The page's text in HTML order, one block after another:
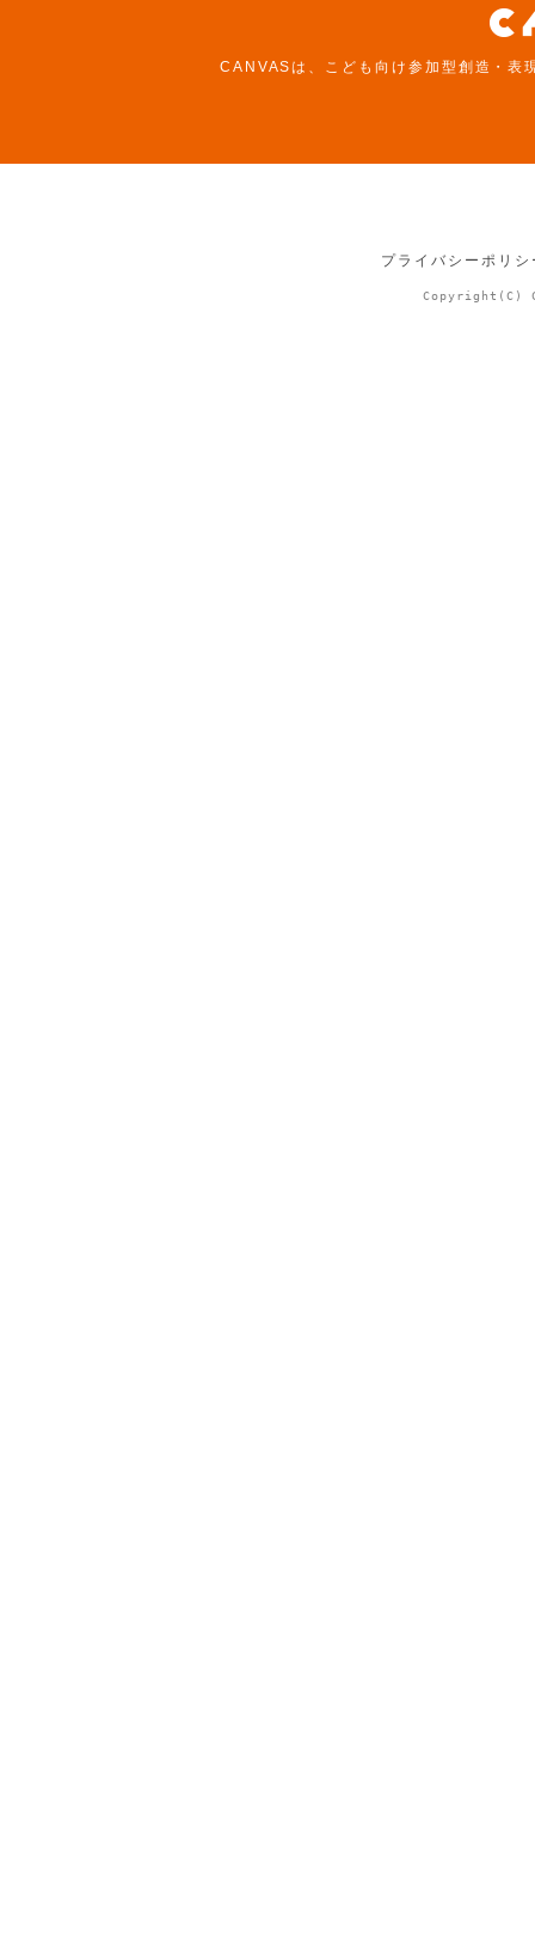
CANVASは、こども向け参加型創造・表
プライバシーポリ
Copyright(C)